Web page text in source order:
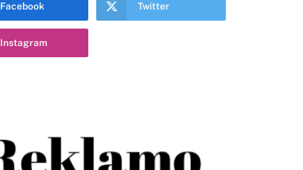
Facebook Twitter
Instagram